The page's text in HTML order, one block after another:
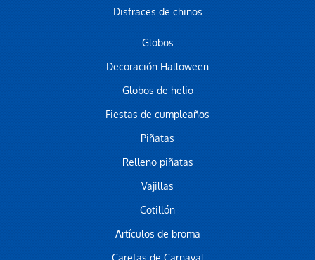
Disfraces de chinos
Globos
Decoración Halloween
Globos de helio
Fiestas de cumpleaños
Piñatas
Relleno piñatas
Vajillas
Cotillón
Artículos de broma